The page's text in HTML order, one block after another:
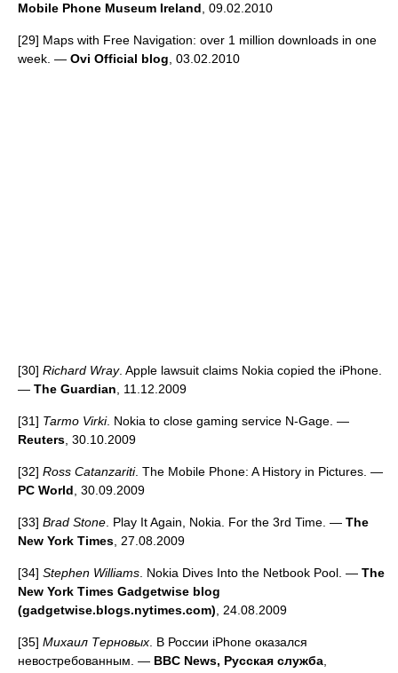
Mobile Phone Museum Ireland , 09.02.2010
[29] Maps with Free Navigation: over 1 million downloads in one
week. — Ovi Official blog , 03.02.2010
[30] Richard Wray. Apple lawsuit claims Nokia copied the iPhone.
— The Guardian , 11.12.2009
[31] Tarmo Virki. Nokia to close gaming service N-Gage. —
Reuters , 30.10.2009
[32] Ross Catanzariti. The Mobile Phone: A History in Pictures. —
PC World , 30.09.2009
[33] Brad Stone . Play It Again, Nokia. For the 3rd Time. — The
New York Times , 27.08.2009
[34] Stephen Williams . Nokia Dives Into the Netbook Pool. — The
New York Times Gadgetwise blog
(gadgetwise.blogs.nytimes.com) , 24.08.2009
[35] Михаил Терновых . В России iPhone оказался
невостребованным. — BBC News, Русская служба